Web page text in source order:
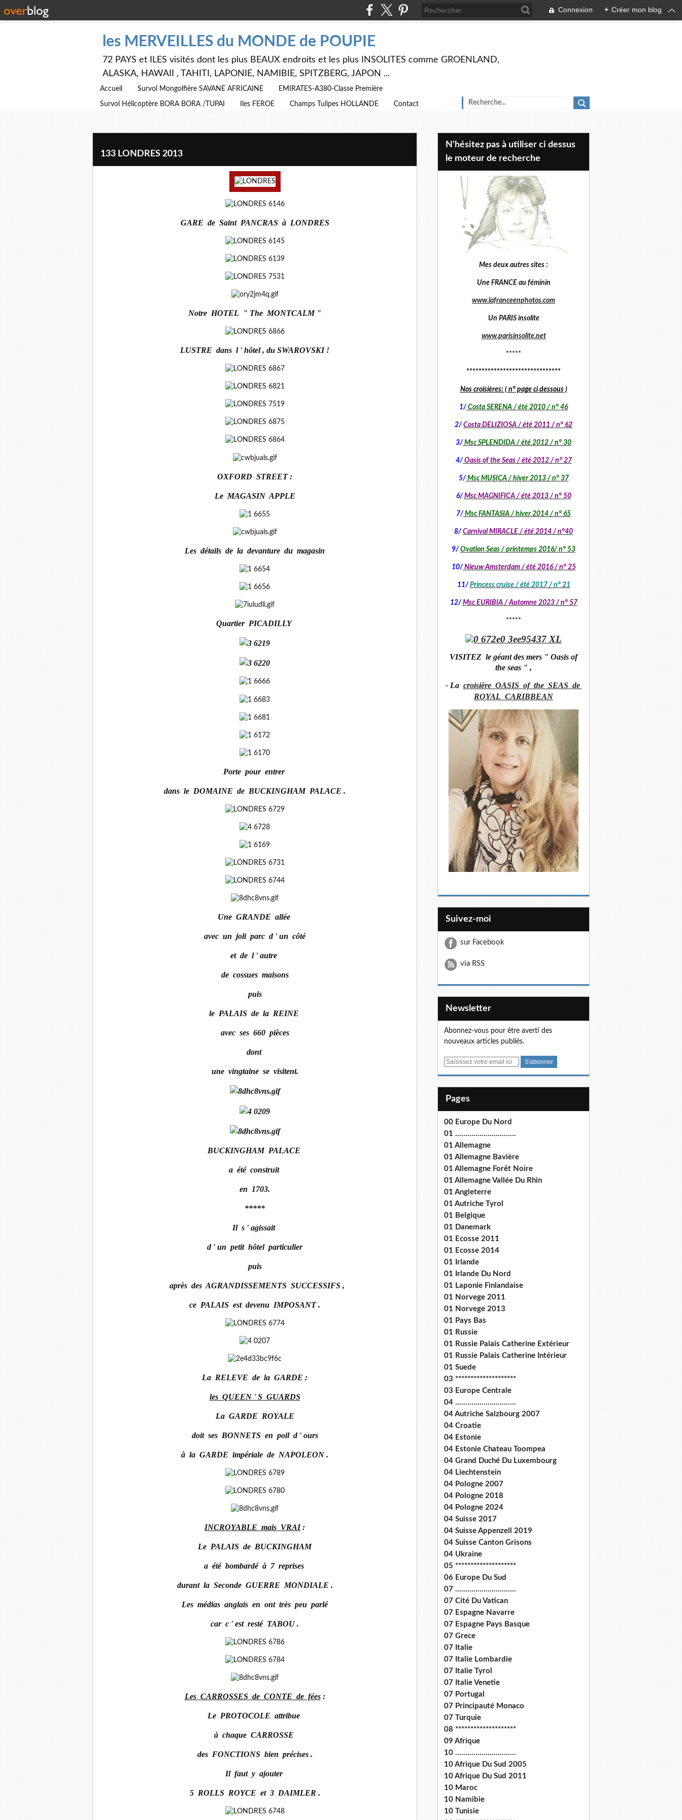
Connexion + Créer mon blog
les MERVEILLES du MONDE de POUPIE
72 PAYS et ILES visités dont les plus BEAUX endroits et les plus INSOLITES comme GROENLAND,
ALASKA, HAWAII , TAHITI, LAPONIE, NAMIBIE, SPITZBERG, JAPON ...
Accueil Survol Mongolfière SAVANE AFRICAINE EMIRATES-A380-Classe Première
Survol Hélicoptère BORA BORA /TUPAI Iles FEROE Champs Tulipes HOLLANDE Contact
133 LONDRES 2013
GARE de Saint PANCRAS à LONDRES
Notre HOTEL " The MONTCALM "
LUSTRE dans l ' hôtel , du SWAROVSKI !
OXFORD STREET :
Le MAGASIN APPLE
Les détails de la devanture du magasin
Quartier PICADILLY
Porte pour entrer
dans le DOMAINE de BUCKINGHAM PALACE .
Une GRANDE allée
avec un joli parc d ' un côté
et de l ' autre
de cossues maisons
puis
le PALAIS de la REINE
avec ses 660 pièces
dont
une vingtaine se visitent.
BUCKINGHAM PALACE
a été construit
en 1703.
*****
Il s ' agissait
d ' un petit hôtel particulier
puis
après des AGRANDISSEMENTS SUCCESSIFS ,
ce PALAIS est devenu IMPOSANT .
La RELEVE de la GARDE :
les QUEEN ' S GUARDS
La GARDE ROYALE
doit ses BONNETS en poil d ' ours
à la GARDE impériale de NAPOLEON .
INCROYABLE mais VRAI:
Le PALAIS de BUCKINGHAM
a été bombardé à 7 reprises
durant la Seconde GUERRE MONDIALE .
Les médias anglais en ont très peu parlé
car c ' est resté TABOU .
Les CARROSSES de CONTE de fées:
Le PROTOCOLE attribue
à chaque CARROSSE
des FONCTIONS bien précises .
Il faut y ajouter
5 ROLLS ROYCE et 3 DAIMLER .
N'hésitez pas à utiliser ci dessus
le moteur de recherche
Mes deux autres sites :
Une FRANCE au féminin
www.lafranceenphotos.com
Un PARIS insolite
www.parisinsolite.net
*****
*******************************
Nos croisières: ( n° page ci dessous )
1/ Costa SERENA / été 2010 / n° 46
2/ Costa DELIZIOSA / été 2011 / n° 62
3/ Msc SPLENDIDA / été 2012 / n° 30
4/ Oasis of the Seas / été 2012 / n° 27
5/Msc MUSICA / hiver 2013 / n° 37
6/ Msc MAGNIFICA / été 2013 / n° 50
7/ Msc FANTASIA / hiver 2014 / n° 65
8/ Carnival MIRACLE / été 2014 / n°40
9/ Ovation Seas / printemps 2016/ n° 53
10/Nieuw Amsterdam / été 2016 / n° 25
11/ Princess cruise / été 2017 / n° 21
12/ Msc EURIBIA / Automne 2023 / n° 57
*****
VISITEZ le géant des mers " Oasis of
the seas " ,
- La croisière OASIS of the SEAS de
ROYAL CARIBBEAN
Suivez-moi
sur Facebook
via RSS
Newsletter
Abonnez-vous pour être averti des
nouveaux articles publiés.
E
Pages
00 Europe Du Nord
01 ..............................
01 Allemagne
01 Allemagne Bavière
01 Allemagne Forêt Noire
01 Allemagne Vallée Du Rhin
01 Angleterre
01 Autriche Tyrol
01 Belgique
01 Danemark
01 Ecosse 2011
01 Ecosse 2014
01 Irlande
01 Irlande Du Nord
01 Laponie Finlandaise
01 Norvege 2011
01 Norvege 2013
01 Pays Bas
01 Russie
01 Russie Palais Catherine Extérieur
01 Russie Palais Catherine Intérieur
01 Suede
03 ********************
03 Europe Centrale
04 ..............................
04 Autriche Salzbourg 2007
04 Croatie
04 Estonie
04 Estonie Chateau Toompea
04 Grand Duché Du Luxembourg
04 Liechtenstein
04 Pologne 2007
04 Pologne 2018
04 Pologne 2024
04 Suisse 2017
04 Suisse Appenzell 2019
04 Suisse Canton Grisons
04 Ukraine
05 ********************
06 Europe Du Sud
07 ..............................
07 Cité Du Vatican
07 Espagne Navarre
07 Espagne Pays Basque
07 Grece
07 Italie
07 Italie Lombardie
07 Italie Tyrol
07 Italie Venetie
07 Portugal
07 Principauté Monaco
07 Turquie
08 ********************
09 Afrique
10 ..............................
10 Afrique Du Sud 2005
10 Afrique Du Sud 2011
10 Maroc
10 Namibie
10 Tunisie